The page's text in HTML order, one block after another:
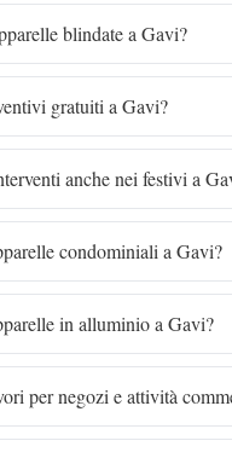
blindate a Gavi?
gratuiti a Gavi?
anche nei festivi a
condominiali a Gavi?
in alluminio a Gavi?
per negozi e attività